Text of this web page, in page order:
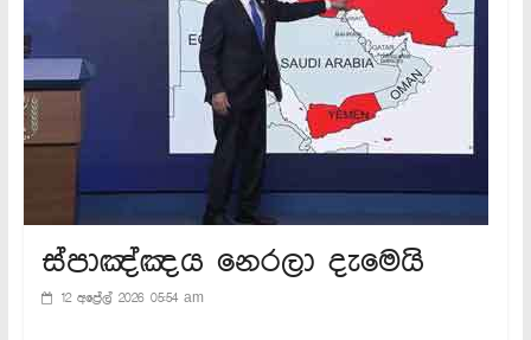
ස්පාඤ්ඤය නෙරලා දැමෙයි
12 අප්‍රේල් 2026 05:54 am